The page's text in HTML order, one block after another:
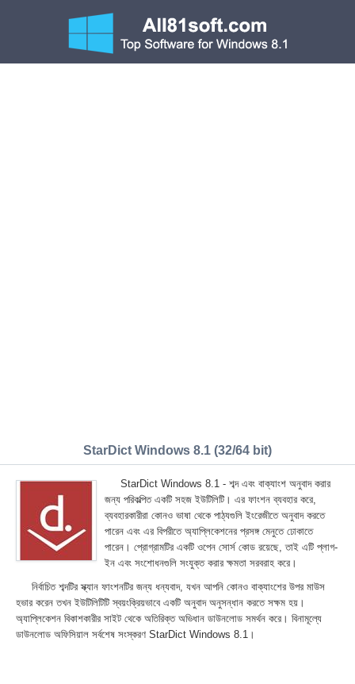
StarDict Windows 8.1 (32/64 bit)
StarDict Windows 8.1 - শব্দ এবং বাক্যাংশ অনুবাদ করার
জন্য পরিকল্পিত একটি সহজ ইউটিলিটি। এর ফাংশন ব্যবহার করে,
ব্যবহারকারীরা কোনও ভাষা থেকে পাঠ্যগুলি ইংরেজীতে অনুবাদ করতে
পারেন এবং এর বিপরীতে অ্যাপ্লিকেশনের প্রসঙ্গ মেনুতে ঢোকাতে
পারেন। প্রোগ্রামটির একটি ওপেন সোর্স কোড রয়েছে, তাই এটি প্লাগ-
ইন এবং সংশোধনগুলি সংযুক্ত করার ক্ষমতা সরবরাহ করে।
নির্বাচিত শব্দটির স্ক্যান ফাংশনটির জন্য ধন্যবাদ, যখন আপনি কোনও বাক্যাংশের উপর মাউস
হভার করেন তখন ইউটিলিটিটি স্বয়ংক্রিয়ভাবে একটি অনুবাদ অনুসন্ধান করতে সক্ষম হয়।
অ্যাপ্লিকেশন বিকাশকারীর সাইট থেকে অতিরিক্ত অভিধান ডাউনলোড সমর্থন করে। বিনামূল্যে
ডাউনলোড অফিসিয়াল সর্বশেষ সংস্করণ StarDict Windows 8.1।